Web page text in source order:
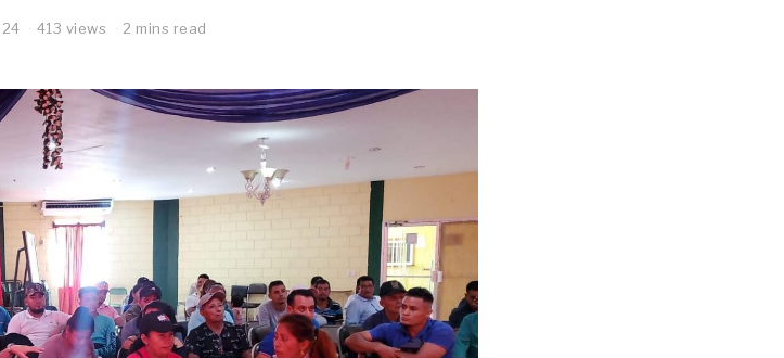
413 views 2 mins read